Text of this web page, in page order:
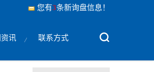
您有3条新询盘信息！
讯 联系方式